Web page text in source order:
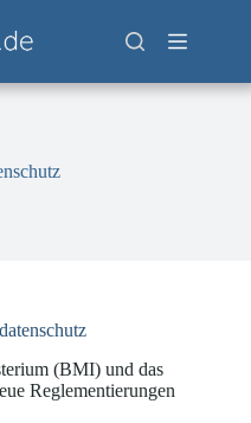
(BMI) und das
Reglementierungen